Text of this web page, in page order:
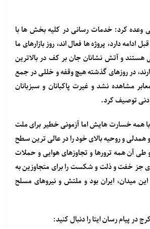
وعده کرد: خدمات رسانی در کلیه بخش ها با
ادامه دارد، پروژه ها فعال اند، روز بازارهای ما
و آتش نشانان جان بر کف در بالاترین
در روزهای گذشته هیچ وقفه و خللی در جمع
مشاهده نشد و غیرت پاکبانان و سبزبانان
توصیف کرد.
همه خسارت هایش اما آزمونی خطیر برای ملت
و روحیه بالای خود را در عالی ترین سطح
طی آن همه ترورها و تجاوزهای هوایی و حملات
جز خفت و ذلت و شکست را برای متجاوزین به
میدان، ایران بود و ملتش و نیروهای مسلح
در پیام رسان ایتا را دنبال کنید: